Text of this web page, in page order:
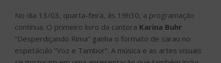
No dia 13/03, quarta-feira, às 19h30, a programação
continua. O primeiro livro da cantora Karina Buhr
“Desperdiçando Rima” ganha o formato de sarau no
espetáculo “Voz e Tambor”. A música e as artes visuais